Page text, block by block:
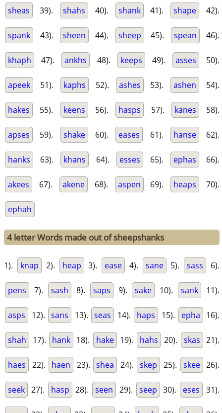
sheas 39). shahs 40). shank 41). shape 42).
spank 43). sheen 44). sheep 45). spean 46).
khaph 47). ankhs 48). keeps 49). asses 50).
apeek 51). kaphs 52). ashes 53). ashen 54).
hakes 55). keens 56). hasps 57). kanes 58).
apses 59). shake 60). eases 61). hanse 62).
hanks 63). khans 64). esses 65). ephas 66).
akees 67). akene 68). aspen 69). heaps 70).
ephah
4 letter Words made out of sheepshanks
1). knap 2). heap 3). ease 4). sane 5). sass 6).
pens 7). sash 8). saps 9). sake 10). sank 11).
asps 12). sans 13). seas 14). haps 15). epha 16).
shah 17). hank 18). hake 19). hahs 20). skas 21).
haes 22). haen 23). shea 24). skep 25). skee 26).
seek 27). hasp 28). seen 29). seep 30). eses 31).